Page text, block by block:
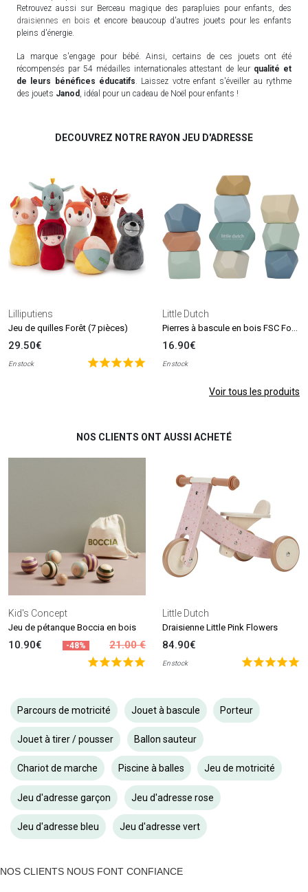
Retrouvez aussi sur Berceau magique des parapluies pour enfants, des
draisiennes en boiset encore beaucoup d'autres jouets pour les enfants
pleins d'énergie.
La marque s'engage pour bébé. Ainsi, certains de ces jouets ont été
récompensés par 54 médailles internationales attestant de leur qualité et
de leurs bénéfices éducatifs. Laissez votre enfant s'éveiller au rythme
des jouets Janod , idéal pour un cadeau de Noël pour enfants !
DECOUVREZ NOTRE RAYON JEU D'ADRESSE
Lilliputiens
Jeu de quilles Forêt (7 pièces)
29.50€
En stock
Little Dutch
Pierres à bascule en bois FSC Forest Friends
16.90€
En stock
Voir tous les produits
NOS CLIENTS ONT AUSSI ACHETÉ
Kid's Concept
Jeu de pétanque Boccia en bois
10.90€ -48% 21.00 €
Little Dutch
Draisienne Little Pink Flowers
84.90€
En stock
Parcours de motricité Jouet à bascule Porteur
Jouet à tirer / pousser Ballon sauteur
Chariot de marche Piscine à balles Jeu de motricité
Jeu d'adresse garçon Jeu d'adresse rose
Jeu d'adresse bleu Jeu d'adresse vert
NOS CLIENTS NOUS FONT CONFIANCE